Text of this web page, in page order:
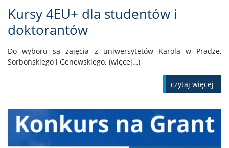
Kursy 4EU+ dla studentów i
doktorantów
Do wyboru są zajęcia z uniwersytetów Karola w Pradze,
Sorbońskiego i Genewskiego. (więcej…)
czytaj więcej